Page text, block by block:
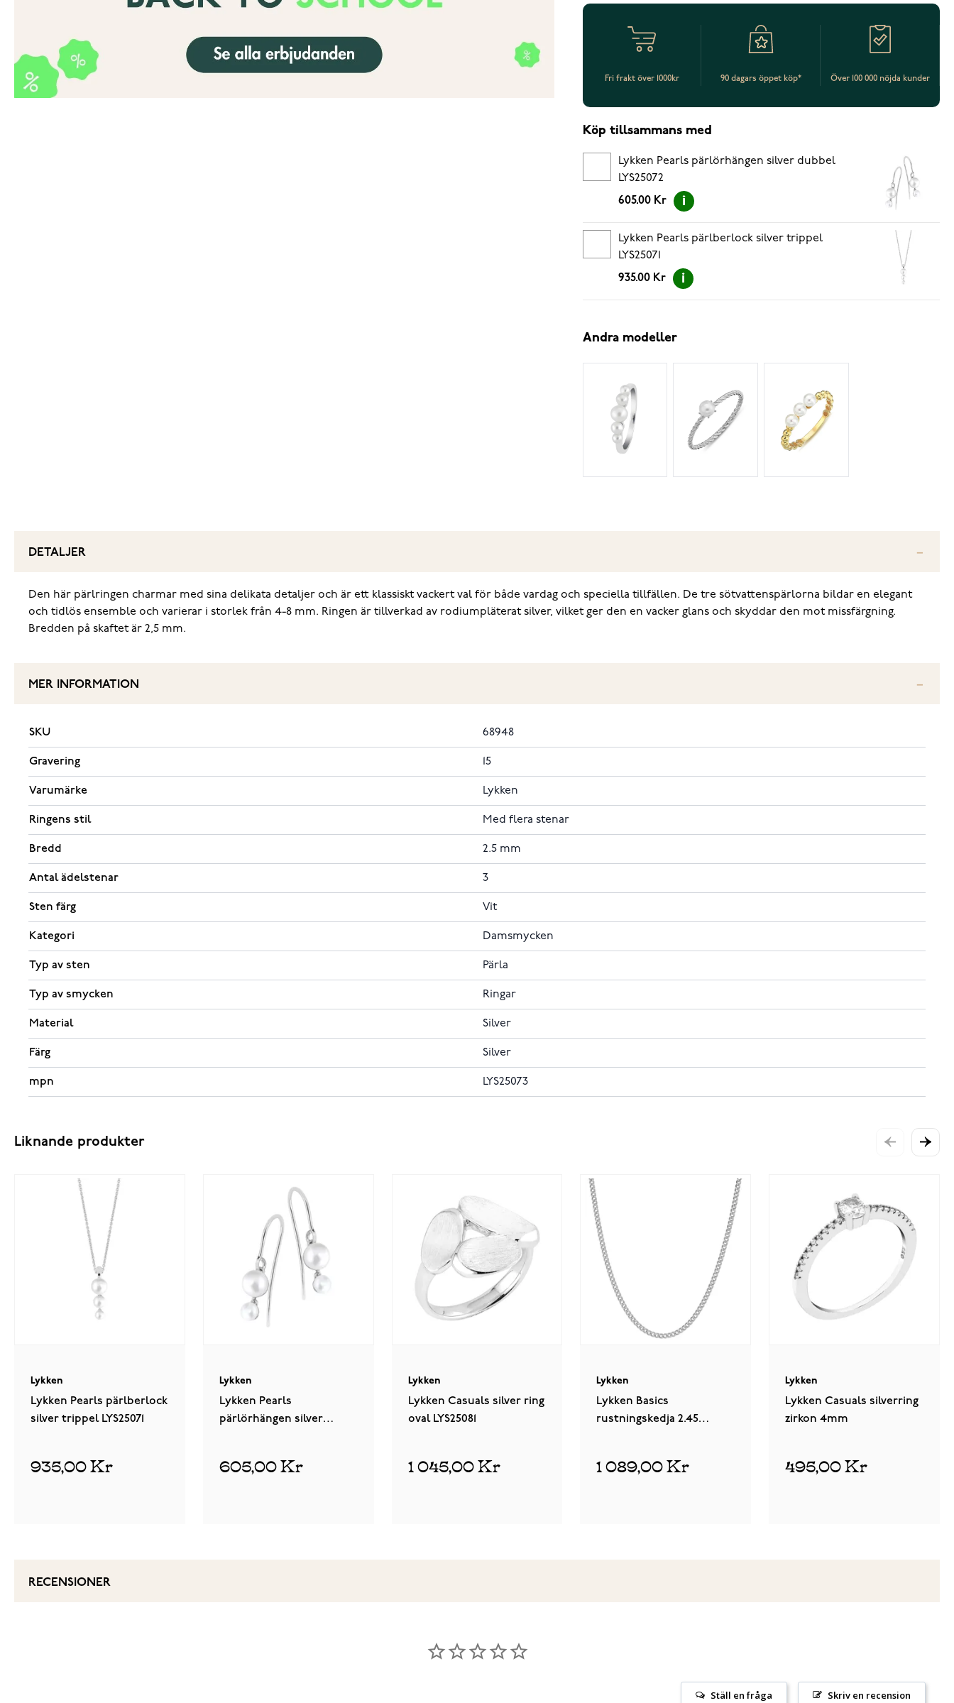
Fri frakt över 1000kr 90 dagars öppet köp* Över 100 000 nöjda kunder
Köp tillsammans med
Lykken Pearls pärlörhängen silver dubbel
LYS25072
605.00 Kr
Lykken Pearls pärlberlock silver trippel
LYS25071
935.00 Kr
Andra modeller
DETALJER
Den här pärlringen charmar med sina delikata detaljer och är ett klassiskt vackert val för både vardag och speciella tillfällen. De tre sötvattenspärlorna bildar en elegant
och tidlös ensemble och varierar i storlek från 4-8 mm. Ringen är tillverkad av rodiumpläterat silver, vilket ger den en vacker glans och skyddar den mot missfärgning.
Bredden på skaftet är 2,5 mm.
MER INFORMATION
SKU 68948
Gravering 15
Varumärke Lykken
Ringens stil Med flera stenar
Bredd 2.5 mm
Antal ädelstenar 3
Sten färg Vit
Kategori Damsmycken
Typ av sten Pärla
Typ av smycken Ringar
Material Silver
Färg Silver
mpn LYS25073
Liknande produkter
Lykken
Lykken Pearls pärlberlock
silver trippel LYS25071
935,00 Kr
Lykken
Lykken Pearls
pärlörhängen silver
605,00 Kr
Lykken
Lykken Casuals silver ring
oval LYS25081
1 045,00 Kr
Lykken
Lykken Basics
rustningskedja 2.45
1 089,00 Kr
Lykken
Lykken Casuals silverring
zirkon 4mm
495,00 Kr
RECENSIONER
Skriv en recension
Ställ en fråga